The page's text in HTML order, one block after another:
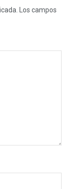
Los campos